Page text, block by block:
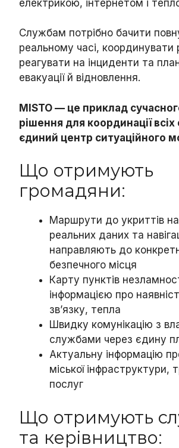
електрикою, інтернетом і
Службам потрібно бачити
реальному часі, координувати
реагувати на інциденти та
евакуації й відновлення.
MISTO — це приклад
рішення для координації
єдиний центр ситуаційного
Що отримують
громадяни:
Маршрути до укриттів на
реальних даних та
направляють до
безпечного місця
Карту пунктів
інформацією про
зв’язку, тепла
Швидку комунікацію з
службами через єдину
Актуальну інформацію
міської інфраструктури,
послуг
Що отримують
та керівництво: